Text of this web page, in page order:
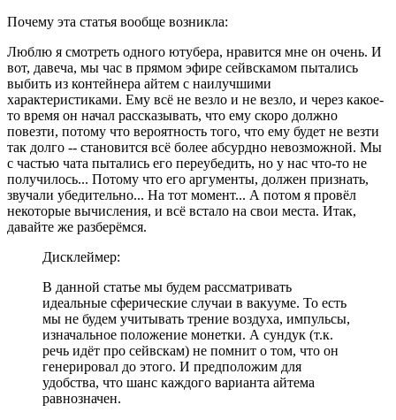
Почему эта статья вообще возникла:
Люблю я смотреть одного ютубера, нравится мне он очень. И
вот, давеча, мы час в прямом эфире сейвскамом пытались
выбить из контейнера айтем с наилучшими
характеристиками. Ему всё не везло и не везло, и через какое-
то время он начал рассказывать, что ему скоро должно
повезти, потому что вероятность того, что ему будет не везти
так долго -- становится всё более абсурдно невозможной. Мы
с частью чата пытались его переубедить, но у нас что-то не
получилось... Потому что его аргументы, должен признать,
звучали убедительно... На тот момент... А потом я провёл
некоторые вычисления, и всё встало на свои места. Итак,
давайте же разберёмся.
Дисклеймер:
В данной статье мы будем рассматривать
идеальные сферические случаи в вакууме. То есть
мы не будем учитывать трение воздуха, импульсы,
изначальное положение монетки. А сундук (т.к.
речь идёт про сейвскам) не помнит о том, что он
генерировал до этого. И предположим для
удобства, что шанс каждого варианта айтема
равнозначен.